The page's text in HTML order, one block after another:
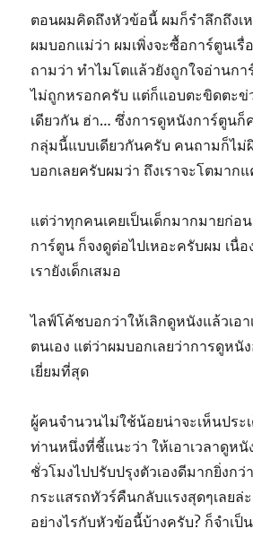
ตอนผมคิดถึงหัวข้อนี้ ผมก็รำลึกถึงเห
ผมบอกแม่ว่า ผมเพิ่งจะซื้อการ์ตูนเรื่
ถามว่า ทำไมโตแล้วยังถูกใจอ่านกา
ไม่ถูกหรอกครับ แต่ก็แอบตะขิดตะข่
เดียวกัน ฮ่า… ซึ่งการดูหนังการ์ตูนก็
กลุ่มนี้แบบเดียวกันครับ คนถามก็ไม่
บอกเลยครับผมว่า ถึงเราจะโตมาก
แต่ว่าทุกคนเคยเป็นเด็กมากมายก่
การ์ตูน ก็จงดูต่อไปเหอะครับผม เนื่อ
เรายังเด็กเสมอ
ไลฟ์โค้ชบอกว่าให้เลิกดูหนังแล้วเอ
ตนเอง แต่ว่าผมบอกเลยว่าการดูห
เยี่ยมที่สุด
ผู้คนจำนวนไม่ใช้น้อยน่าจะเห็นประ
ท่านหนึ่งที่ชี้แนะว่า ให้เอาเวลาดูห
ชั่วโมงไปปรับปรุงตัวเองดีมากยิ่งกว่
กระแสรถทัวร์คืนกลับแรงสุดๆเลย
อย่างไรกับหัวข้อนี้บ้างครับ? ก็จำเป็